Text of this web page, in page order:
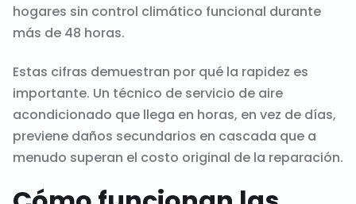
hogares sin control climático funcional durante
más de 48 horas.
Estas cifras demuestran por qué la rapidez es
importante. Un técnico de servicio de aire
acondicionado que llega en horas, en vez de días,
previene daños secundarios en cascada que a
menudo superan el costo original de la reparación.